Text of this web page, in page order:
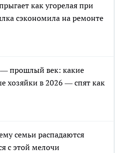
как угорелая при
сэкономила на ремонте
— прошлый век: какие
хозяйки в 2026 — спят как
семьи распадаются
с этой мелочи